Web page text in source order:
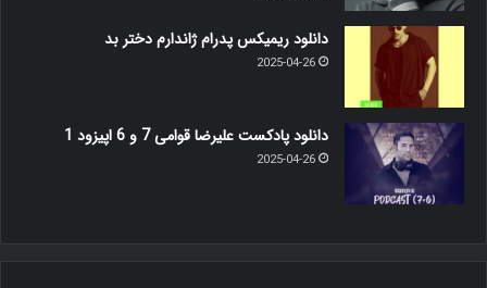
دانلود ریمیکس پدرام ژاندارم دختر بد
2025-04-26
دانلود پادکست علیرضا قوامی 7 و 6 اپیزود 1
2025-04-26